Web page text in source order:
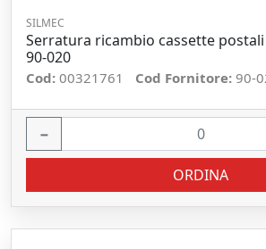
SILMEC
Serratura ricambio cassette
90-020
Cod: 00321761 Cod Fornitore: 90-
−
ORDINA